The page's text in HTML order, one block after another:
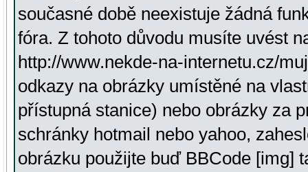
současné době neexistuje žádná
fóra. Z tohoto důvodu musíte uvést
http://www.nekde-na-internetu.cz/
odkazy na obrázky umístěné na
přístupná stanice) nebo obrázky za
schránky hotmail nebo yahoo,
obrázku použijte buď BBCode [img]